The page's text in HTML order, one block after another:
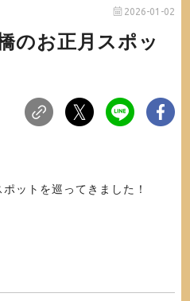
2026-01-02
のお正月スポッ
ットを巡ってきました！